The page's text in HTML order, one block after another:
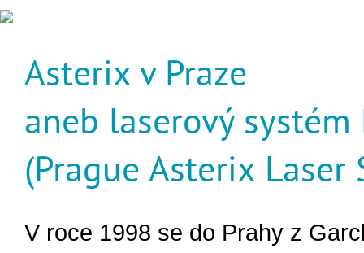
Asterix v Praze
aneb laserový systém
(Prague Asterix Laser
V roce 1998 se do Prahy z